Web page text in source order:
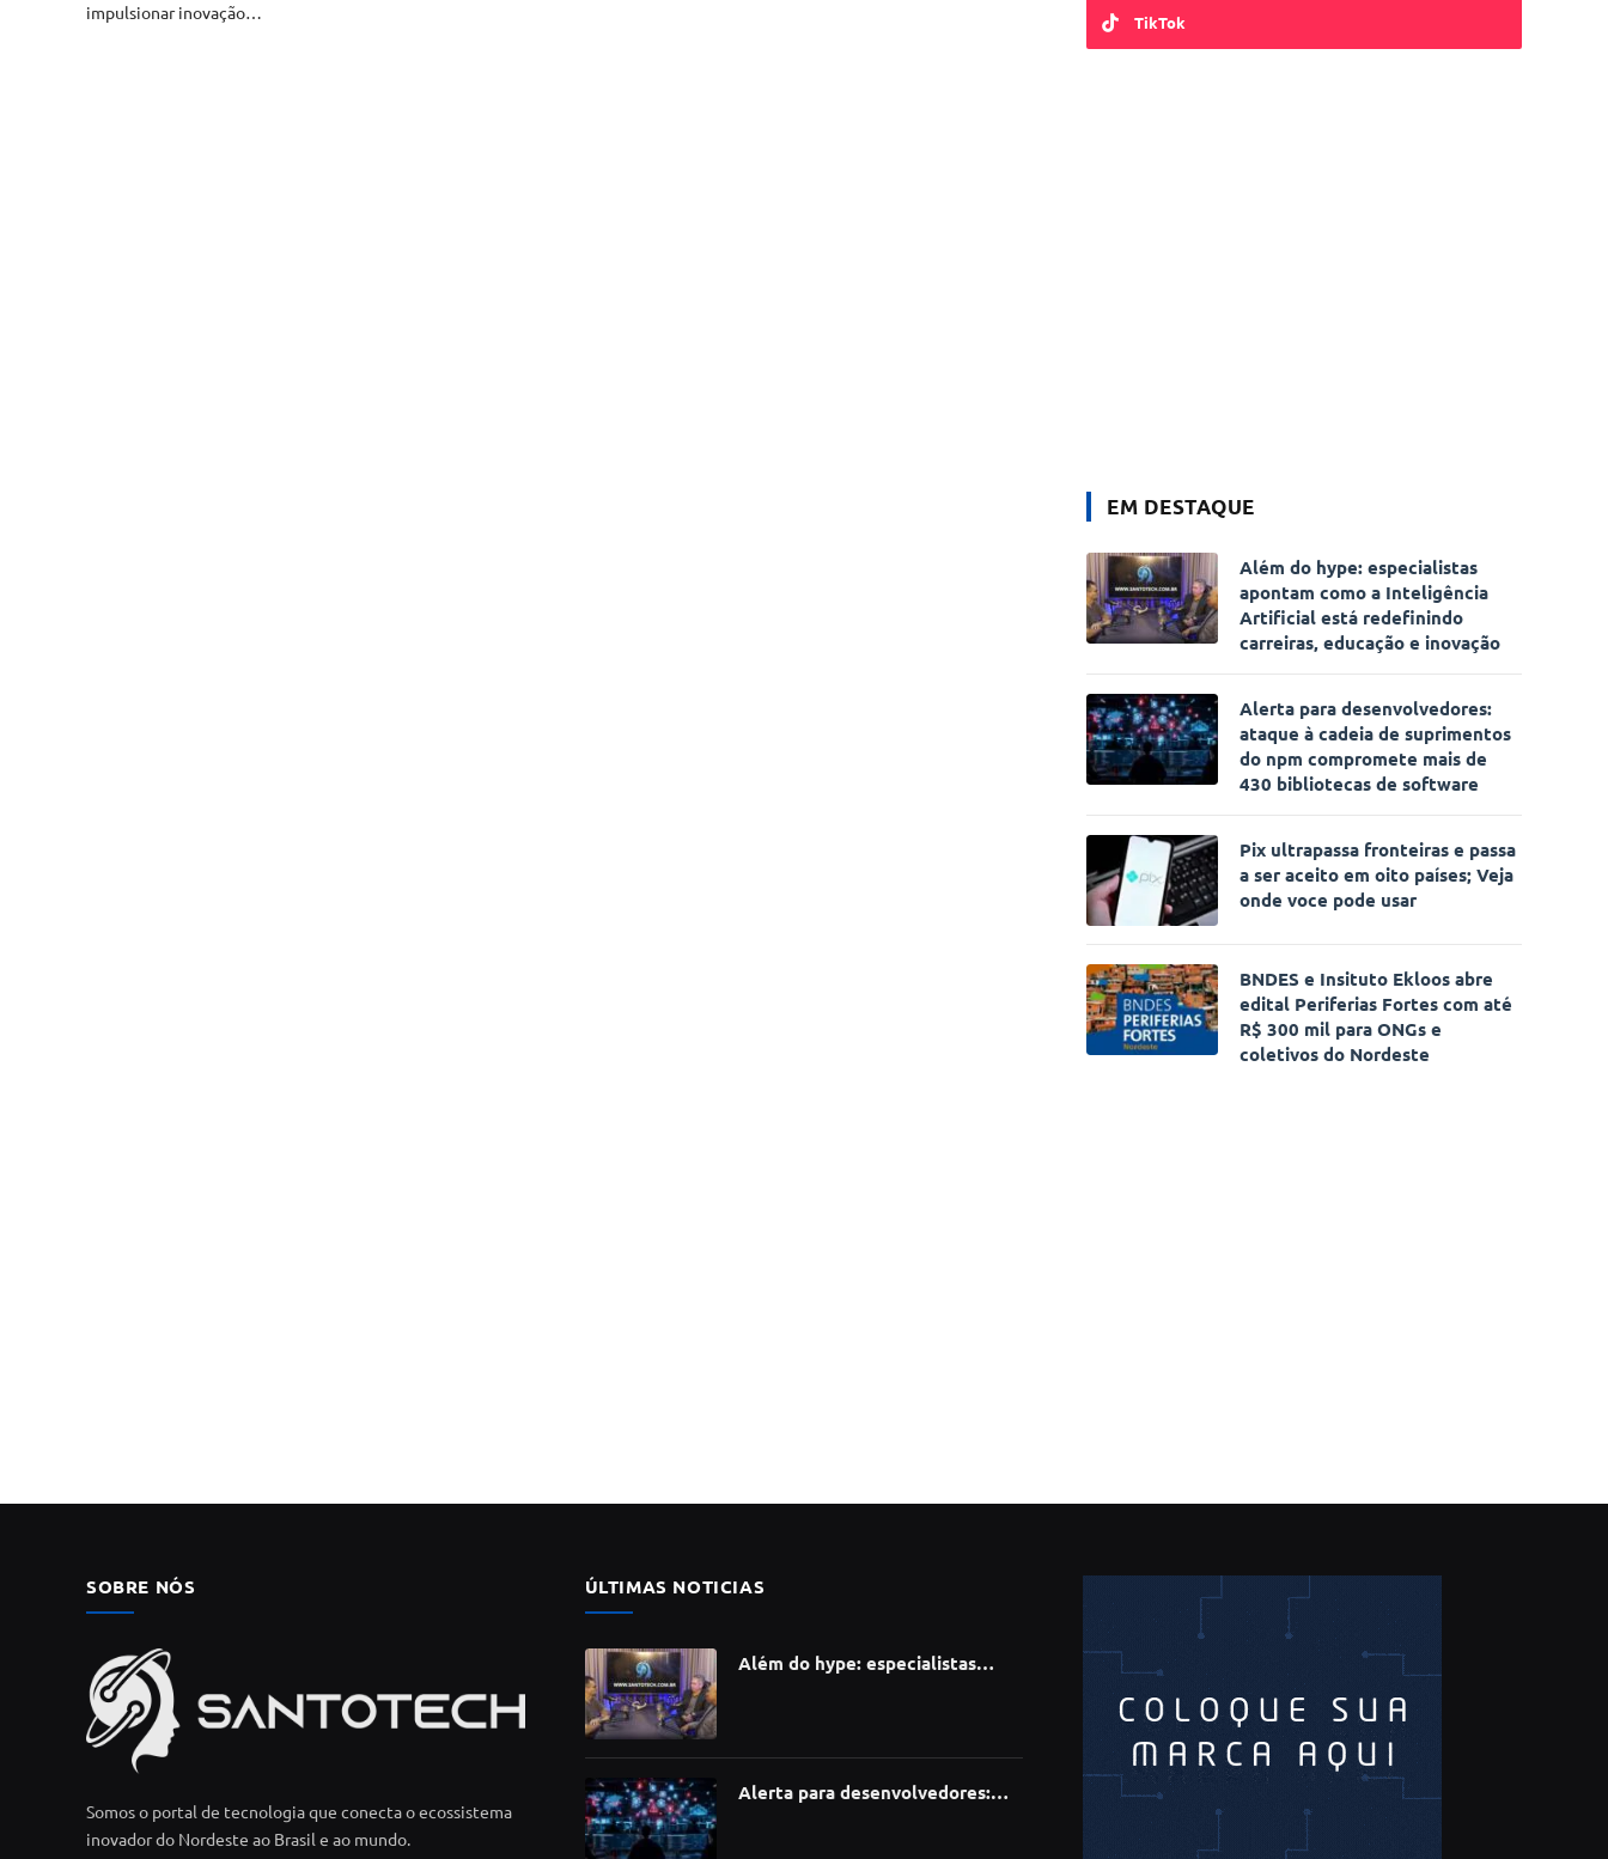
impulsionar inovação…
TikTok
EM DESTAQUE
Além do hype: especialistas
apontam como a Inteligência
Artificial está redefinindo
carreiras, educação e inovação
Alerta para desenvolvedores:
ataque à cadeia de suprimentos
do npm compromete mais de
430 bibliotecas de software
Pix ultrapassa fronteiras e passa
a ser aceito em oito países; Veja
onde voce pode usar
BNDES e Insituto Ekloos abre
edital Periferias Fortes com até
R$ 300 mil para ONGs e
coletivos do Nordeste
SOBRE NÓS
Somos o portal de tecnologia que conecta o ecossistema
inovador do Nordeste ao Brasil e ao mundo.
ÚLTIMAS NOTICIAS
Além do hype: especialistas
Alerta para desenvolvedores: